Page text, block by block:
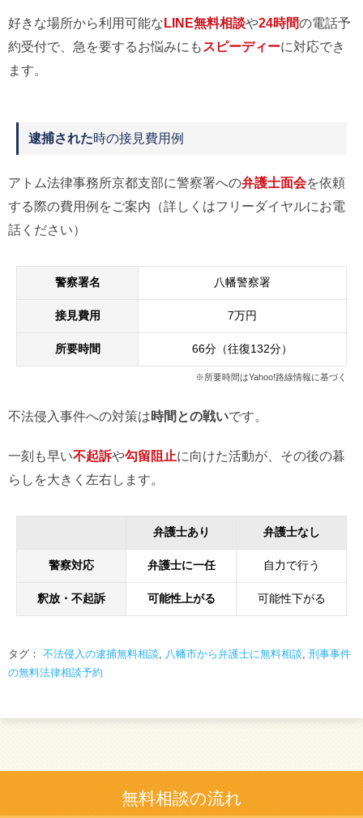
好きな場所から利用可能なLINE無料相談や24時間の電話予
約受付で、急を要するお悩みにも スピーディーに対応でき
ます。
逮捕された時の接見費用例
アトム法律事務所京都支部に警察署への弁護士面会を依頼
する際の費用例をご案内（詳しくはフリーダイヤルにお電
話ください）
警察署名 八幡警察署
接見費用 7万円
所要時間 66分（往復132分）
※所要時間はYahoo!路線情報に基づく
不法侵入事件への対策は時間との戦いです。
一刻も早い不起訴や勾留阻止に向けた活動が、その後の暮
らしを大きく左右します。
弁護士あり 弁護士なし
警察対応 弁護士に一任 自力で行う
釈放・不起訴 可能性上がる 可能性下がる
タグ： 不法侵入の逮捕無料相談, 八幡市から弁護士に無料相談, 刑事事件
の無料法律相談予約
無料相談の流れ